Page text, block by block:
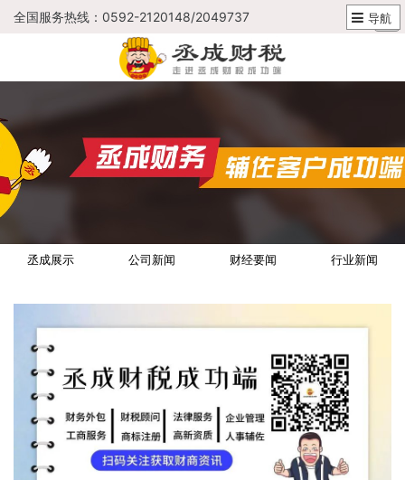
全国服务热线：0592-2120148/2049737 导航
丞成展示 公司新闻 财经要闻 行业新闻
导航